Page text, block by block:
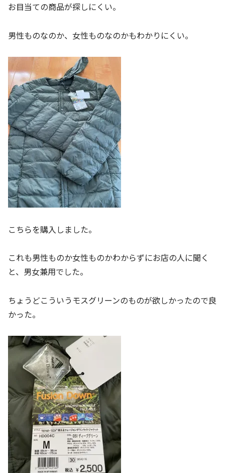
お目当ての商品が探しにくい。
男性ものなのか、女性ものなのかもわかりにくい。
こちらを購入しました。
これも男性ものか女性ものかわからずにお店の人に聞く
と、男女兼用でした。
ちょうどこういうモスグリーンのものが欲しかったので良
かった。